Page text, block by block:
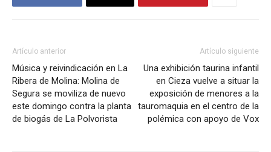
Artículo anterior
Música y reivindicación en La
Ribera de Molina: Molina de
Segura se moviliza de nuevo
este domingo contra la planta
de biogás de La Polvorista
Artículo siguiente
Una exhibición taurina infantil
en Cieza vuelve a situar la
exposición de menores a la
tauromaquia en el centro de la
polémica con apoyo de Vox